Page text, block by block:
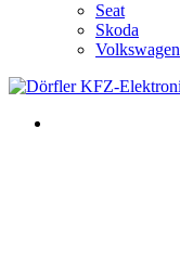
Seat
Skoda
Volkswagen